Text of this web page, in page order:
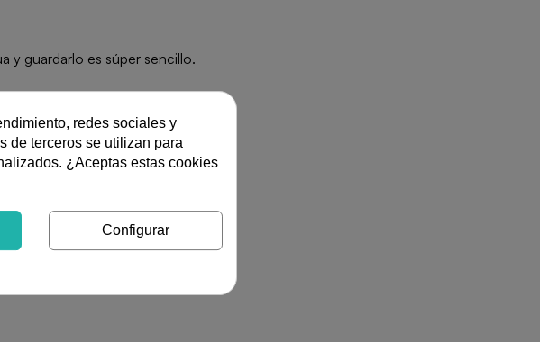
y guardarlo es súper sencillo.
redes sociales y
de terceros se utilizan para
¿Aceptas estas cookies
Configurar